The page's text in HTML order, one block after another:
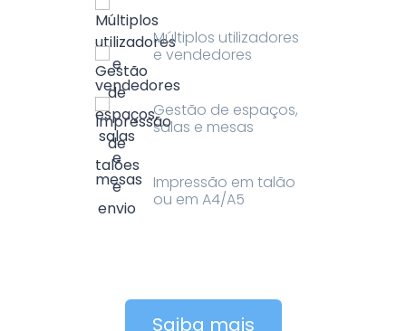
Múltiplos utilizadores
e vendedores
Gestão de espaços,
salas e mesas
Impressão em talão
ou em A4/A5
Saiba mais